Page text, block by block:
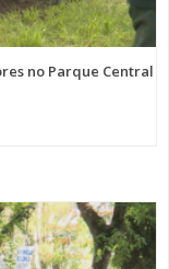
no Parque Central